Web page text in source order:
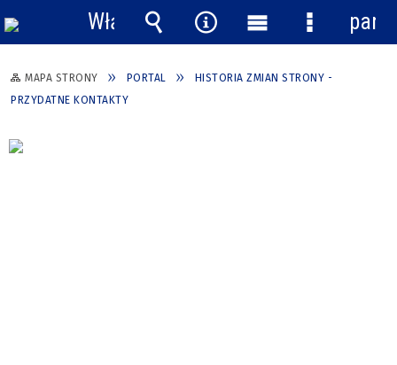
MAPA STRONY PORTAL
HISTORIA ZMIAN STRONY -
PRZYDATNE KONTAKTY
Włącz
powiadomienia
Wyszukiwarka
Narzędzia
Menu
główne
Menu
panel